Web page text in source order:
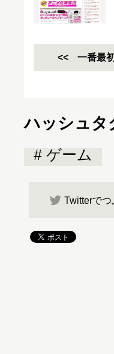
一番最
ハッシュタ
ゲーム
Twitterでつ